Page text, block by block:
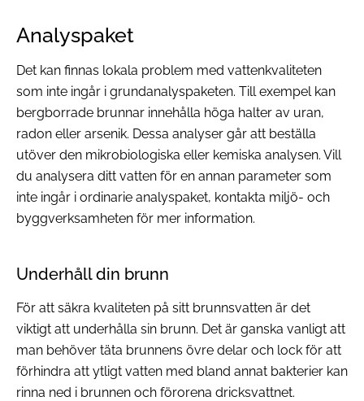
Analyspaket
Det kan finnas lokala problem med vattenkvaliteten
som inte ingår i grundanalyspaketen. Till exempel kan
bergborrade brunnar innehålla höga halter av uran,
radon eller arsenik. Dessa analyser går att beställa
utöver den mikrobiologiska eller kemiska analysen. Vill
du analysera ditt vatten för en annan parameter som
inte ingår i ordinarie analyspaket, kontakta miljö- och
byggverksamheten för mer information.
Underhåll din brunn
För att säkra kvaliteten på sitt brunnsvatten är det
viktigt att underhålla sin brunn. Det är ganska vanligt att
man behöver täta brunnens övre delar och lock för att
förhindra att ytligt vatten med bland annat bakterier kan
rinna ned i brunnen och förorena dricksvattnet.